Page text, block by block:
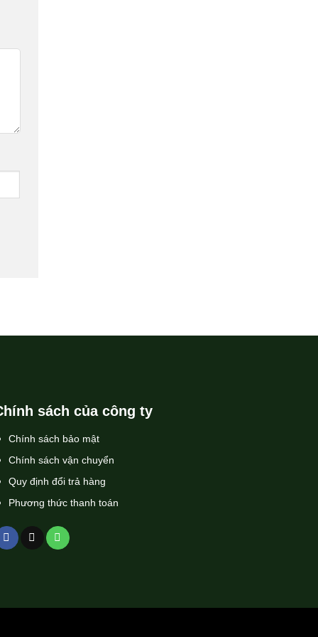
sách của công ty
Chính sách bảo mật
Chính sách vận chuyển
Quy định đổi trả hàng
Phương thức thanh toán